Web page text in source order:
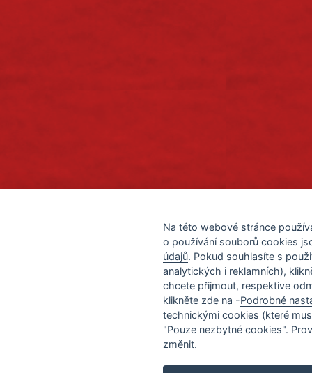
Na této webové stránce
o používání souborů cookies
údajů. Pokud souhlasíte s
analytických i reklamních),
chcete přijmout, respektive
klikněte zde na -Podrobné
technickými cookies (které
"Pouze nezbytné cookies".
změnit.